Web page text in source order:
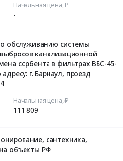
Начальная цена, ₽
-
обслуживанию системы
канализационной
сорбента в фильтрах ВБС-45-
г. Барнаул, проезд
Начальная цена, ₽
111 809
сантехника,
объекты РФ